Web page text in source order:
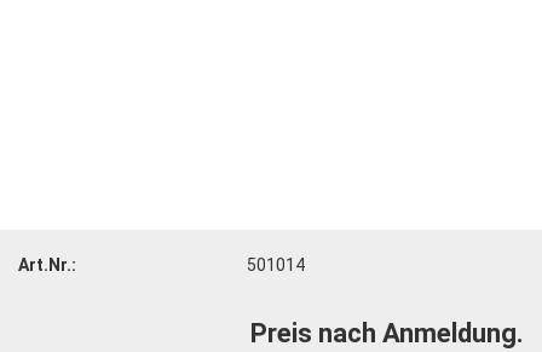
Art.Nr.: 501014
Preis nach Anmeldung.